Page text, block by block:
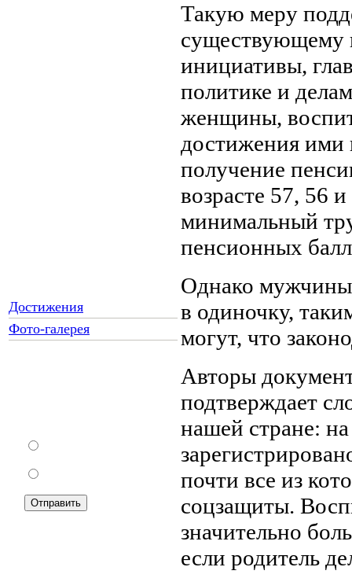
Достижения
Фото-галерея
Такую меру
существующему
инициативы,
политике и
женщины,
достижения ими
получение
возрасте 57, 56
минимальный
пенсионных
Однако
в одиночку,
могут, что
Авторы
подтверждает
нашей стране:
почти все из
соцзащиты.
значительно
если родитель